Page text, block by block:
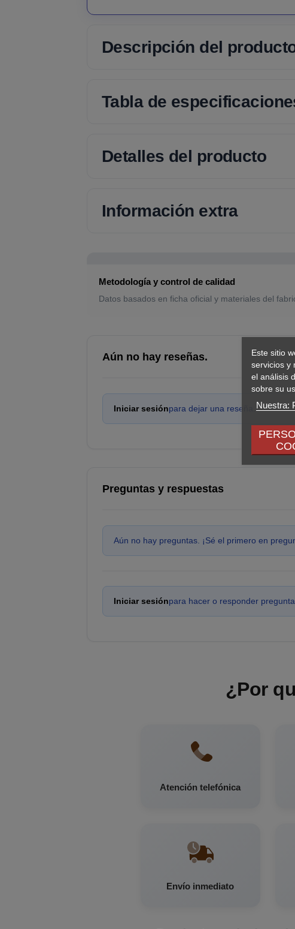
Este sitio
servicios y
el análisis
sobre su
Nuestra:
Descripción del
Tabla de
Detalles del producto
Información extra
Metodología y control de calidad
Datos basados en ficha oficial y materiales del
Aún no hay reseñas.
Iniciar sesiónpara dejar una reseña.
Preguntas y respuestas
Aún no hay preguntas. ¡Sé el primero en
Iniciar sesiónpara hacer o responder
¿Por
Atención telefónica
Envío inmediato